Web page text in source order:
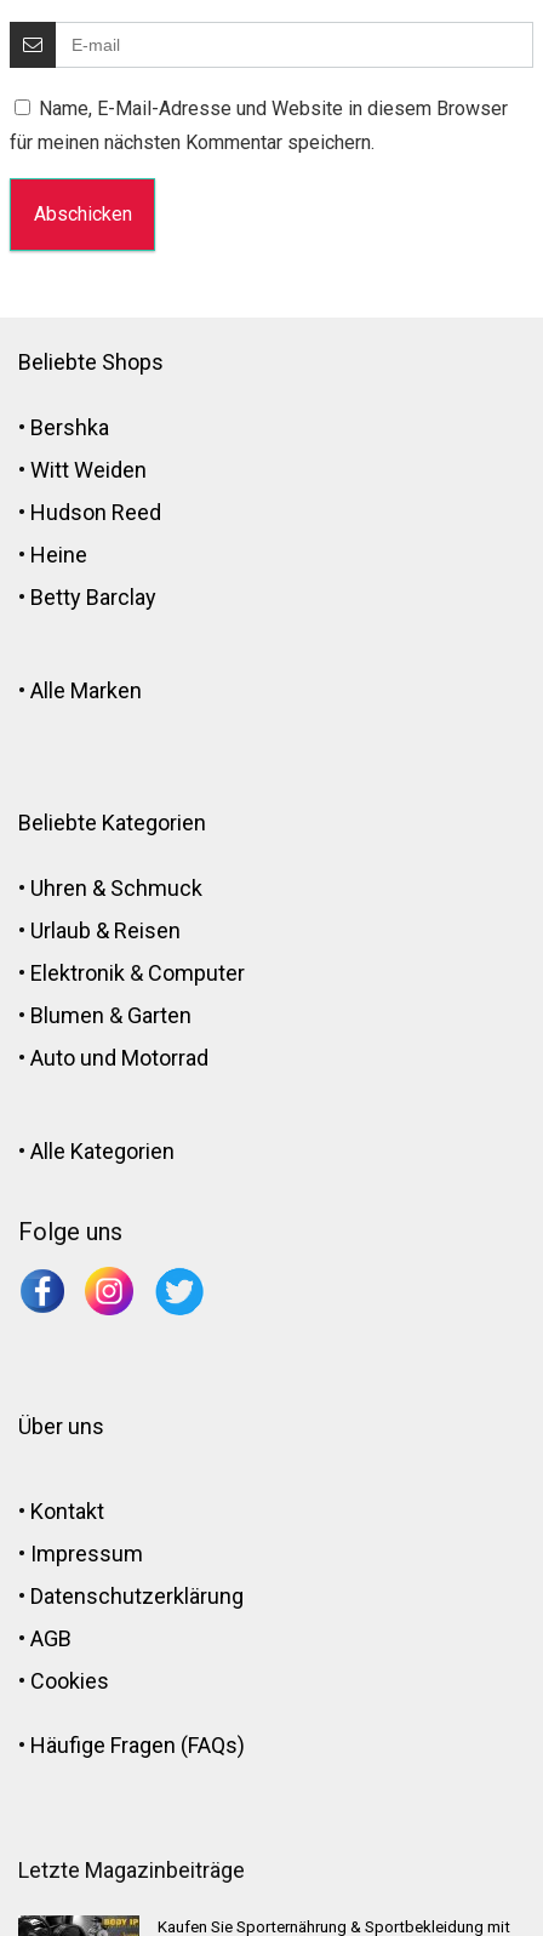
Name, E-Mail-Adresse und Website in diesem Browser
für meinen nächsten Kommentar speichern.
Beliebte Shops
• Bershka
• Witt Weiden
• Hudson Reed
• Heine
• Betty Barclay
• Alle Marken
Beliebte Kategorien
• Uhren & Schmuck
• Urlaub & Reisen
• Elektronik & Computer
• Blumen & Garten
• Auto und Motorrad
• Alle Kategorien
Folge uns
Über uns
• Kontakt
• Impressum
• Datenschutzerklärung
• AGB
• Cookies
• Häufige Fragen (FAQs)
Letzte Magazinbeiträge
Kaufen Sie Sporternährung & Sportbekleidung mit